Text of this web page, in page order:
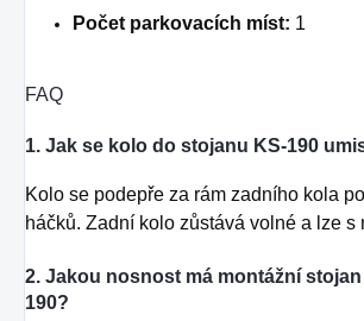
Počet parkovacích míst: 1
FAQ
1. Jak se kolo do stojanu KS-190
Kolo se podepře za rám zadního kola
háčků. Zadní kolo zůstává volné a lze s
2. Jakou nosnost má montážní
190?